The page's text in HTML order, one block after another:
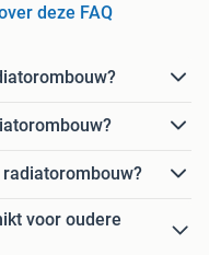
deze FAQ
voor oudere